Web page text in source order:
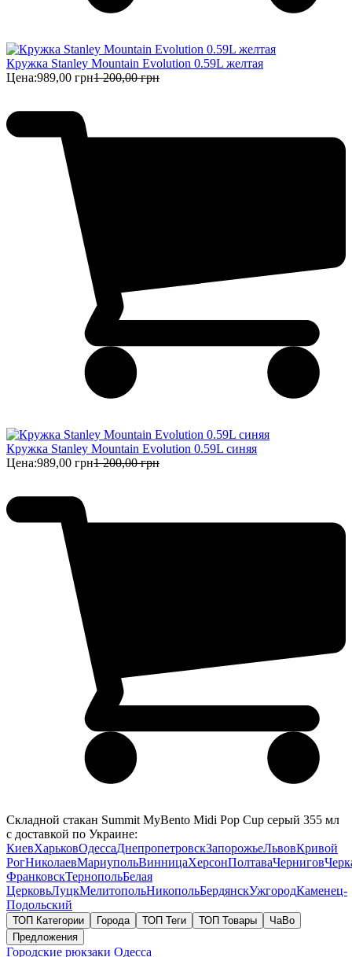
Кружка Stanley Mountain Evolution 0.59L желтая
Цена:989,00 грн1 200,00 грн
Кружка Stanley Mountain Evolution 0.59L синяя
Цена:989,00 грн1 200,00 грн
Складной стакан Summit MyBento Midi Pop Cup серый 355 мл
с доставкой по Украине:
КиевХарьковОдессаДнепропетровскЗапорожьеЛьвовКривой
РогНиколаевМариупольВинницаХерсонПолтаваЧернигов
ФранковскТернопольБелая
ЦерковьЛуцкМелитопольНикопольБердянскУжгородКаменец-
Подольский
ТОП Категории Города ТОП Теги ТОП Товары
ЧаВо
Предложения
Городские рюкзаки Одесса